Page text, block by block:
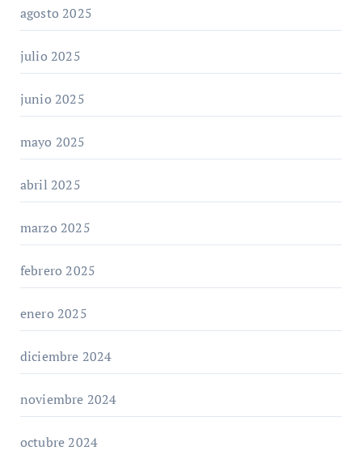
agosto 2025
julio 2025
junio 2025
mayo 2025
abril 2025
marzo 2025
febrero 2025
enero 2025
diciembre 2024
noviembre 2024
octubre 2024